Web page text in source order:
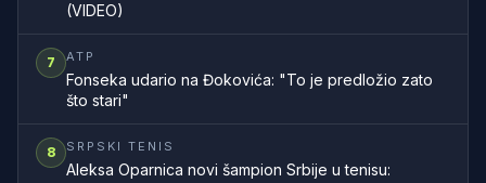
(VIDEO)
7 ATP
Fonseka udario na Đokovića: "To je predložio zato
što stari"
8 SRPSKI TENIS
Aleksa Oparnica novi šampion Srbije u tenisu: